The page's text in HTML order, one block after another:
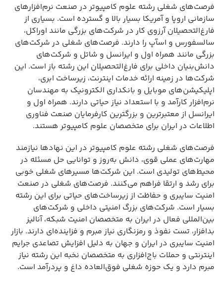
فرصت‌های شغلی رشته علوم کامپیوتر در صنعت نرم‌افزارهای
سازمانی اروپا و آمریکا بسیار بالا و گسترده است. بسیاری از
فارغ‌التحصیلان آرزوی کار در شرکت‌های بزرگی مانند اوراکل،
سالسفورس و اسآپ را دارند. فرصت‌های شغلی در شرکت‌های
بزرگی مانند همراه اول و ایرانسل و شاتل و شرکت‌های
دانش‌بنیان داخلی برای فارغ‌التحصیلان این رشته باز است. این
شرکت‌ها در زمینه ارائه خدمات اینترنت، زیرساخت ابری،
اپلیکیشن‌های موبایل و بانکداری الکترونیک به مهندسان
نرم‌افزار کارآمد و با استعداد نیاز حیاتی دارند. همراه اول و
ایرانسل از معتبرترین و بزرگترین کارفرمایان صنعت فناوری
اطلاعات در ایران برای متخصصان علوم کامپیوتر هستند.
فرصت‌های شغلی رشته علوم کامپیوتر در این نهادها نیازمند
مهارت‌های عملی قوی، دانش به‌روز و توانایی حل مسئله در
محیط‌های تولیدی است. این شرکت‌ها مسیرهای شغلی خوبی
برای رشد و ارتقا فراهم می‌کنند. فرصت‌های شغلی در صنعت
امنیت سایبری و حفاظت از زیرساخت‌های حیاتی برای این رشته
بسیار است. شرکت‌های بزرگ امنیتی داخلی و شرکت‌های
بین‌المللی فعال در ایران به متخصصان امنیت شبکه، آنالیز
بدافزار، تست نفوذ و رمزنگاری نیاز مبرم و فزاینده‌ای دارند. بازار
امنیت سایبری در ایران و جهان به دلیل افزایش تصاعدی جرایم
اینترنتی و حملات باج‌افزاری به متخصصان نخبه این رشته نیاز
مبرم دارد و یک حوزه شغلی فوق‌العاده داغ و پردرآمد است.